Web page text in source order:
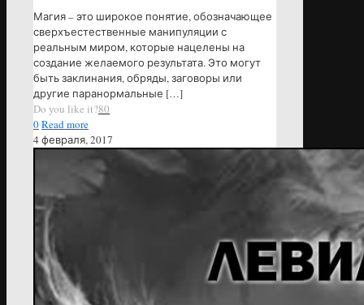
Магия – это широкое понятие, обозначающее
сверхъестественные манипуляции с
реальным миром, которые нацелены на
создание желаемого результата. Это могут
быть заклинания, обряды, заговоры или
другие паранормальные […]
Do you like it?80
0Read more
4 февраля, 2017